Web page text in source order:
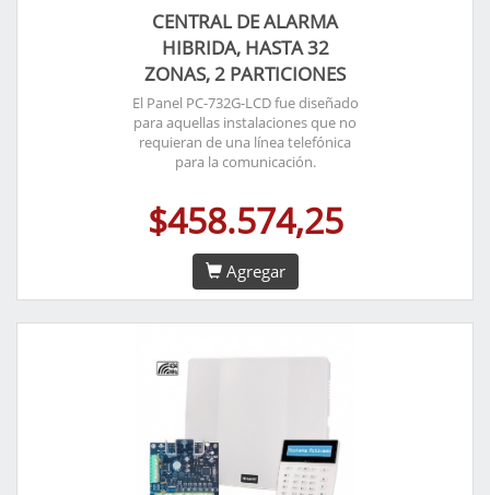
CENTRAL DE ALARMA
HIBRIDA, HASTA 32
ZONAS, 2 PARTICIONES
El Panel PC-732G-LCD fue diseñado
para aquellas instalaciones que no
requieran de una línea telefónica
para la comunicación.
$458.574,25
Agregar